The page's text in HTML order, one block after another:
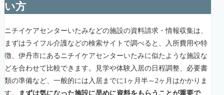
い方
ニチイケアセンターいたみなどの施設の資料請求・情報収集は、
まずはライフル介護などの検索サイトで調べると、入所費用や特
徴、伊丹市にあるニチイケアセンターいたみに似たような施設な
どを合わせて比較できます。見学や体験入居の日程調整、必要書
類の準備など、一般的には入居までに1ヶ月半～2ヶ月はかかりま
す。
まずは気になった施設に早めに資料をもらうことが重要で